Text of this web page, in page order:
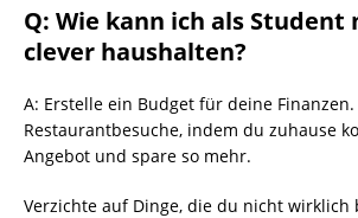
Q: Wie kann ich als Student
clever haushalten?
A: Erstelle ein Budget für deine Finanzen.
Restaurantbesuche, indem du zuhause
Angebot und spare so mehr.
Verzichte auf Dinge, die du nicht wirklich